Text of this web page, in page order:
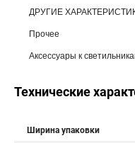
ДРУГИЕ
Прочее
Аксессуары к
Технические
Ширина упаковки